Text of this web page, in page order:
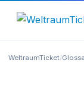
WeltraumTicket/